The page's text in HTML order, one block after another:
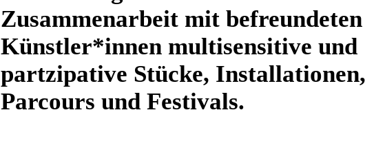
Zusammenarbeit mit befreundeten
Künstler*innen multisensitive und
partzipative Stücke, Installationen,
Parcours und Festivals.